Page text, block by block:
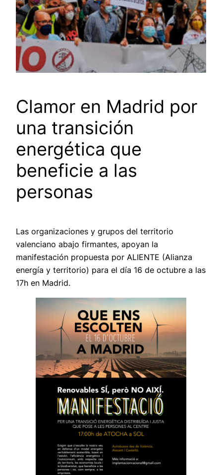
Clamor en Madrid por
una transición
energética que
beneficie a las
personas
Las organizaciones y grupos del territorio
valenciano abajo firmantes, apoyan la
manifestación propuesta por ALIENTE (Alianza
energía y territorio) para el día 16 de octubre a las
17h en Madrid.